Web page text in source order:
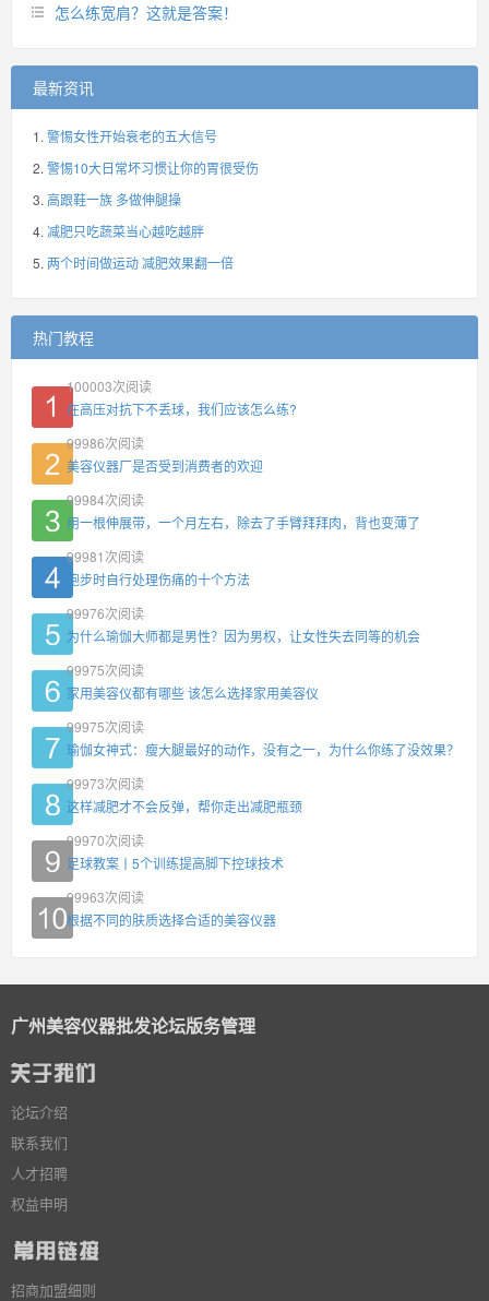
怎么练宽肩？这就是答案！
最新资讯
警惕女性开始衰老的五大信号
警惕10大日常坏习惯让你的胃很受伤
高跟鞋一族 多做伸腿操
减肥只吃蔬菜当心越吃越胖
两个时间做运动 减肥效果翻一倍
热门教程
100003次阅读
在高压对抗下不丢球，我们应该怎么练?
99986次阅读
美容仪器厂是否受到消费者的欢迎
99984次阅读
用一根伸展带，一个月左右，除去了手臂拜拜肉，背也变薄了
99981 次阅读
跑步时自行处理伤痛的十个方法
99976次阅读
为什么瑜伽大师都是男性？因为男权，让女性失去同等的机会
99975次阅读
家用美容仪都有哪些 该怎么选择家用美容仪
99975次阅读
瑜伽女神式：瘦大腿最好的动作，没有之一，为什么你练了没效果？
99973次阅读
这样减肥才不会反弹，帮你走出减肥瓶颈
99970次阅读
足球教案丨5个训练提高脚下控球技术
99963次阅读
根据不同的肤质选择合适的美容仪器
广州美容仪器批发论坛版务管理
论坛介绍
联系我们
人才招聘
权益申明
招商加盟细则